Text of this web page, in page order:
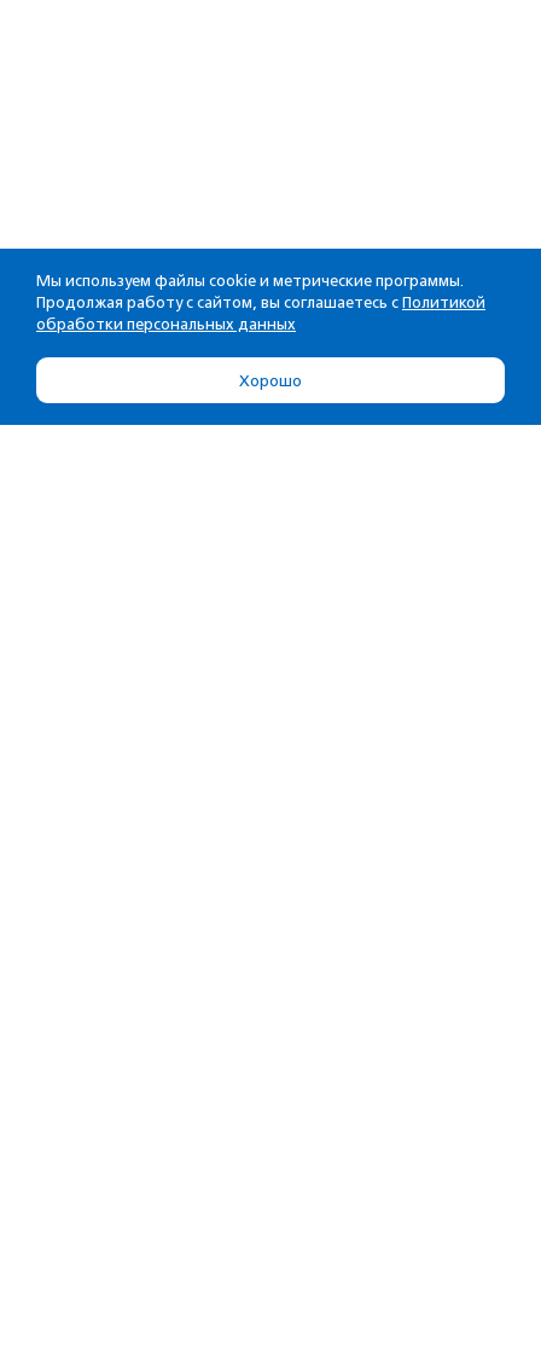
Мы используем файлы cookie и метрические программы.
Продолжая работу с сайтом, вы соглашаетесь с Политикой
обработки персональных данных
Хорошо